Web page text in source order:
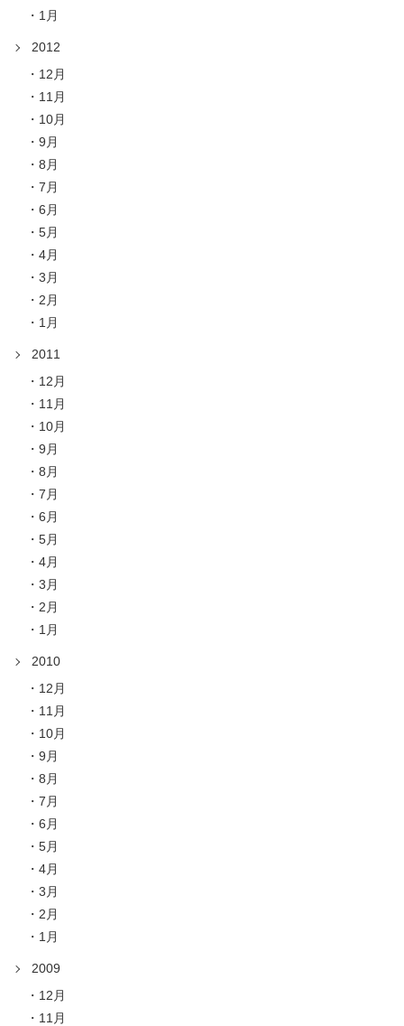
1月
2012
12月
11月
10月
9月
8月
7月
6月
5月
4月
3月
2月
1月
2011
12月
11月
10月
9月
8月
7月
6月
5月
4月
3月
2月
1月
2010
12月
11月
10月
9月
8月
7月
6月
5月
4月
3月
2月
1月
2009
12月
11月